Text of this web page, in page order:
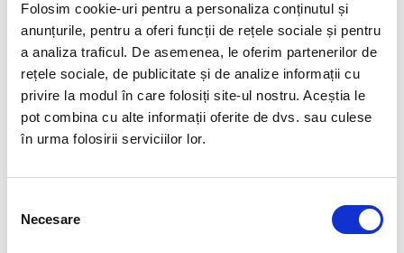
Folosim cookie-uri pentru a personaliza conținutul și
anunțurile, pentru a oferi funcții de rețele sociale și pentru
a analiza traficul. De asemenea, le oferim partenerilor de
rețele sociale, de publicitate și de analize informații cu
privire la modul în care folosiți site-ul nostru. Aceștia le
pot combina cu alte informații oferite de dvs. sau culese
în urma folosirii serviciilor lor.
consimțământului
Necesare
DESCRIERE PRODUS
Provenienta : Africa ( Niger )
Cristal, unicat, natural 100%.
Veti primi produsul din imagine.
mobilului/tabletei/laptopului dumneavoastra.